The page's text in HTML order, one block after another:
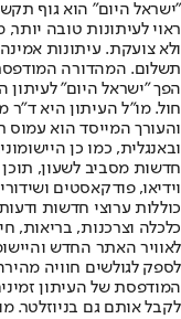
"ישראל היום" הוא גוף
ראוי לעיתונות טובה
ולא צועקת. עיתונות
הפך "ישראל היום" לעיתון
חול. מו"ל העיתון היא ד"ר
והעורך המייסד הוא עמוס
חדשות מסביב לשעון, תוכן
וידיאו, פודקאסטים
כוללות ערוצי חדשות
לאוויר האתר החדש
לספק לגולשים חוויה
המודפסת של העיתון
לקבל אותם גם בניוזלטר.